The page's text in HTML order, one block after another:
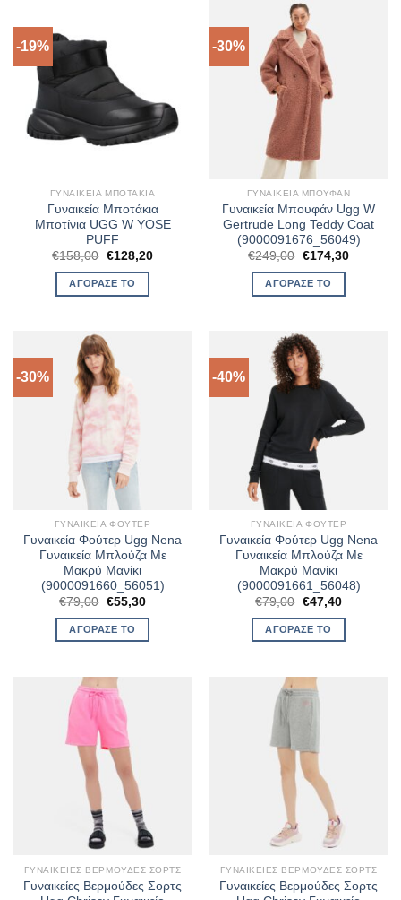
-19%
ΓΥΝΑΙΚΕΊΑ ΜΠΟΤΆΚΙΑ
Γυναικεία Μποτάκια
Μποτίνια UGG W YOSE
PUFF
€158,00 Original
was:
€158,00.
€128,20Η
ΑΓΌΡΑΣΈ ΤΟ
-30%
ΓΥΝΑΙΚΕΊΑ ΜΠΟΥΦΆΝ
Γυναικεία Μπουφάν Ugg W
Gertrude Long Teddy Coat
(9000091676_56049)
€249,00 Original
was:
€249,00.
€174,30Η
ΑΓΌΡΑΣΈ ΤΟ
-30%
ΓΥΝΑΙΚΕΊΑ ΦΟΎΤΕΡ
Γυναικεία Φούτερ Ugg Nena
Γυναικεία Μπλούζα Με
Μακρύ Μανίκι
(9000091660_56051)
€79,00 Original
was:
€79,00.
€55,30Η
ΑΓΌΡΑΣΈ ΤΟ
-40%
ΓΥΝΑΙΚΕΊΑ ΦΟΎΤΕΡ
Γυναικεία Φούτερ Ugg Nena
Γυναικεία Μπλούζα Με
Μακρύ Μανίκι
(9000091661_56048)
€79,00 Original
was:
€79,00.
€47,40Η
ΑΓΌΡΑΣΈ ΤΟ
ΓΥΝΑΙΚΕΊΕΣ ΒΕΡΜΟΎΔΕΣ ΣΟΡΤΣ
Γυναικείες Βερμούδες Σορτς
ΓΥΝΑΙΚΕΊΕΣ ΒΕΡΜΟΎΔΕΣ ΣΟΡΤΣ
Γυναικείες Βερμούδες Σορτς